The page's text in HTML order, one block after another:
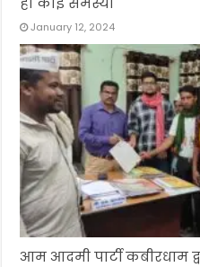
January 12, 2024
आम आदमी पार्टी कबीरधाम